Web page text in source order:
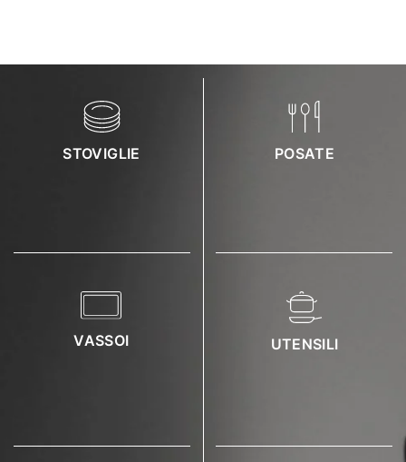
STOVIGLIE POSATE
VASSOI UTENSILI